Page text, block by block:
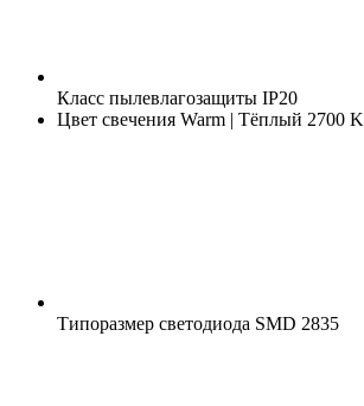
Класс пылевлагозащиты IP20
Цвет свечения Warm | Тёплый 2700 K
Типоразмер светодиода SMD 2835